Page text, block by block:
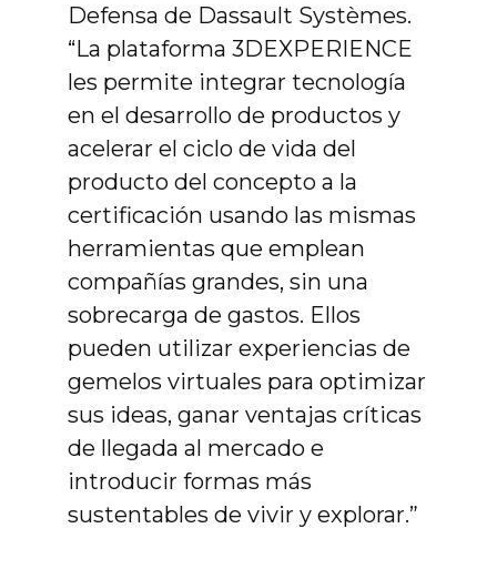
Defensa de Dassault Systèmes.
“La plataforma 3DEXPERIENCE
les permite integrar tecnología
en el desarrollo de productos y
acelerar el ciclo de vida del
producto del concepto a la
certificación usando las mismas
herramientas que emplean
compañías grandes, sin una
sobrecarga de gastos. Ellos
pueden utilizar experiencias de
gemelos virtuales para optimizar
sus ideas, ganar ventajas críticas
de llegada al mercado e
introducir formas más
sustentables de vivir y explorar.”